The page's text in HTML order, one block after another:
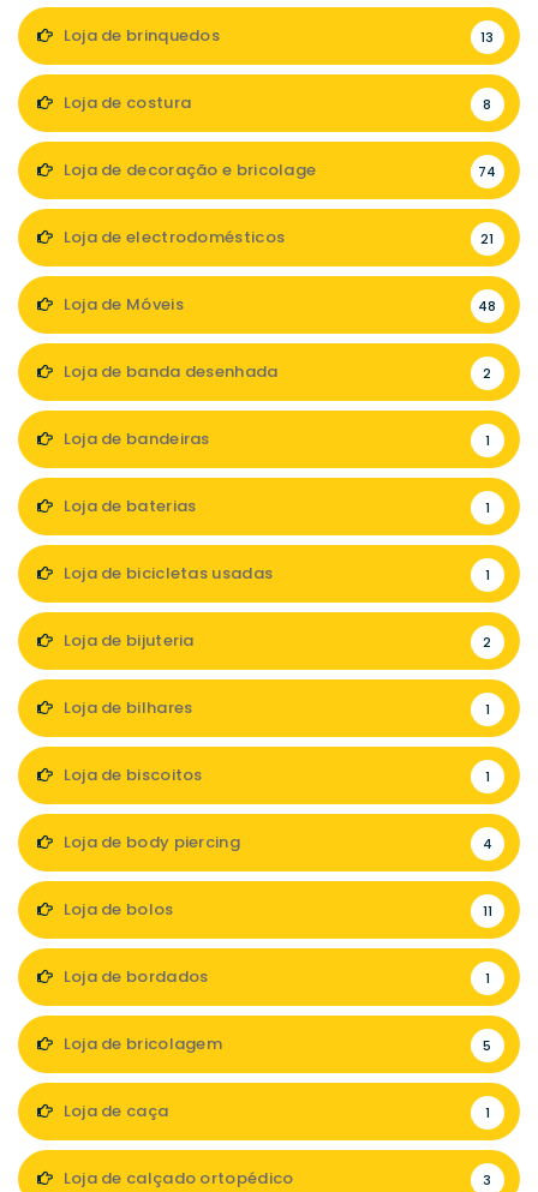
Loja de brinquedos 13
Loja de costura 8
Loja de decoração e bricolage 74
Loja de electrodomésticos 21
Loja de Móveis 48
Loja de banda desenhada 2
Loja de bandeiras 1
Loja de baterias 1
Loja de bicicletas usadas 1
Loja de bijuteria 2
Loja de bilhares 1
Loja de biscoitos 1
Loja de body piercing 4
Loja de bolos 11
Loja de bordados 1
Loja de bricolagem 5
Loja de caça 1
Loja de calçado ortopédico 3